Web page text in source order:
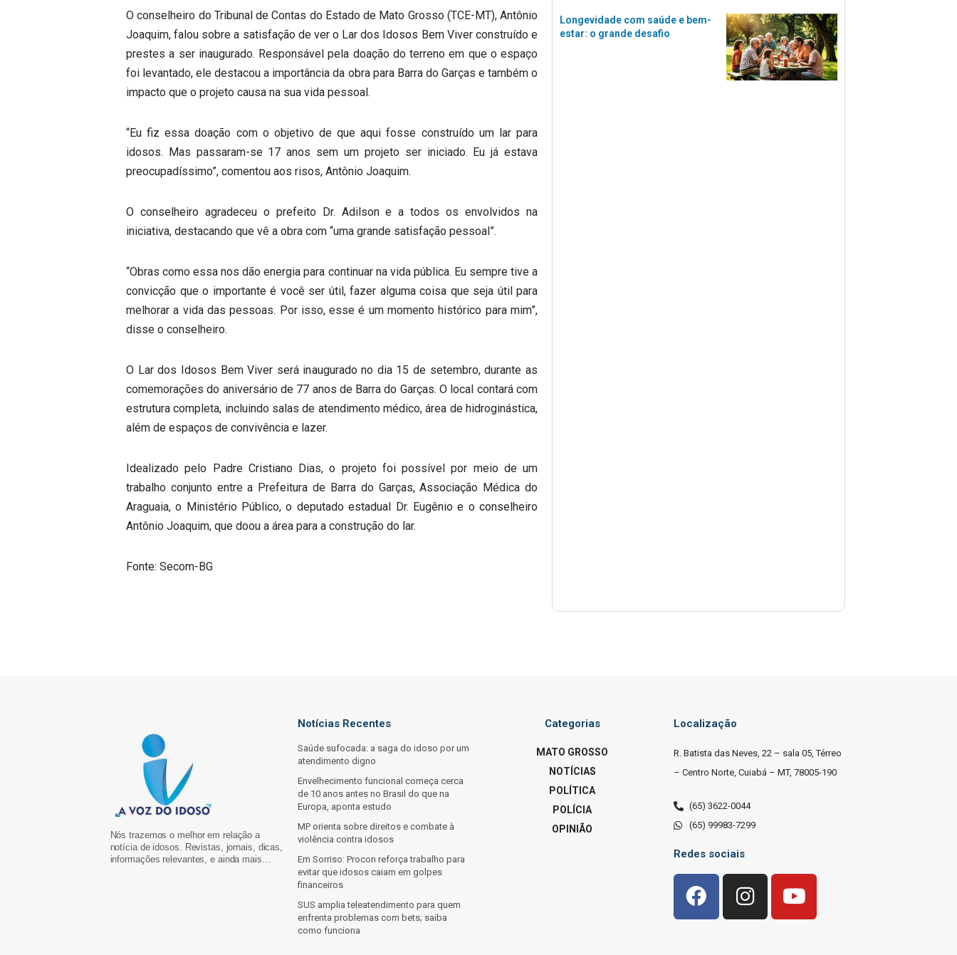
O conselheiro do Tribunal de Contas do Estado de Mato Grosso (TCE-MT), Antônio
Joaquim, falou sobre a satisfação de ver o Lar dos Idosos Bem Viver construído e
prestes a ser inaugurado. Responsável pela doação do terreno em que o espaço
foi levantado, ele destacou a importância da obra para Barra do Garças e também o
impacto que o projeto causa na sua vida pessoal.
“Eu fiz essa doação com o objetivo de que aqui fosse construído um lar para
idosos. Mas passaram-se 17 anos sem um projeto ser iniciado. Eu já estava
preocupadíssimo”, comentou aos risos, Antônio Joaquim.
O conselheiro agradeceu o prefeito Dr. Adilson e a todos os envolvidos na
iniciativa, destacando que vê a obra com “uma grande satisfação pessoal”.
“Obras como essa nos dão energia para continuar na vida pública. Eu sempre tive a
convicção que o importante é você ser útil, fazer alguma coisa que seja útil para
melhorar a vida das pessoas. Por isso, esse é um momento histórico para mim”,
disse o conselheiro.
O Lar dos Idosos Bem Viver será inaugurado no dia 15 de setembro, durante as
comemorações do aniversário de 77 anos de Barra do Garças. O local contará com
estrutura completa, incluindo salas de atendimento médico, área de hidroginástica,
além de espaços de convivência e lazer.
Idealizado pelo Padre Cristiano Dias, o projeto foi possível por meio de um
trabalho conjunto entre a Prefeitura de Barra do Garças, Associação Médica do
Araguaia, o Ministério Público, o deputado estadual Dr. Eugênio e o conselheiro
Antônio Joaquim, que doou a área para a construção do lar.
Fonte: Secom-BG
Longevidade com saúde e bem-
estar: o grande desafio
Nós trazemos o melhor em relação a
notícia de idosos. Revistas, jornais, dicas,
informações relevantes, e ainda mais…
Notícias Recentes
Saúde sufocada: a saga do idoso por um
atendimento digno
Envelhecimento funcional começa cerca
de 10 anos antes no Brasil do que na
Europa, aponta estudo
MP orienta sobre direitos e combate à
violência contra idosos
Em Sorriso: Procon reforça trabalho para
evitar que idosos caiam em golpes
financeiros
SUS amplia teleatendimento para quem
enfrenta problemas com bets; saiba
como funciona
Categorias
MATO GROSSO
NOTÍCIAS
POLÍTICA
POLÍCIA
OPINIÃO
Localização
R. Batista das Neves, 22 – sala 05, Térreo
– Centro Norte, Cuiabá – MT, 78005-190
(65) 3622-0044
(65) 99983-7299
Redes sociais